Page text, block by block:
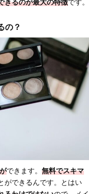
きるのが最大の特徴です。
の？
できます。 無料でスキマ
ができるんです。とはい